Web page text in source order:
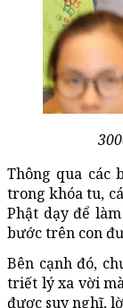
Thông qua các
trong khóa tu,
Phật dạy để
bước trên con
Bên cạnh đó,
triết lý xa vời
được suy nghĩ,